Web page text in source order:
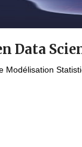
Data
Modélisation